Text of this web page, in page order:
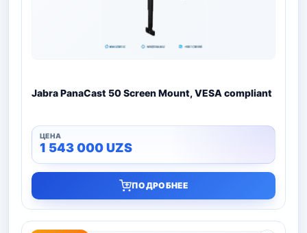
Jabra PanaCast 50 Screen Mount, VESA compliant
1 543 000UZS
ПОДРОБНЕЕ